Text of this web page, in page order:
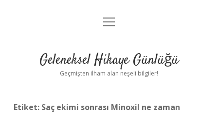
Anasayfa
Yasal Uyarı
menüyü
Geleneksel Hikaye Günlüğü
Geçmişten ilham alan neşeli bilgiler!
Etiket: Saç ekimi sonrası Minoxil ne zaman